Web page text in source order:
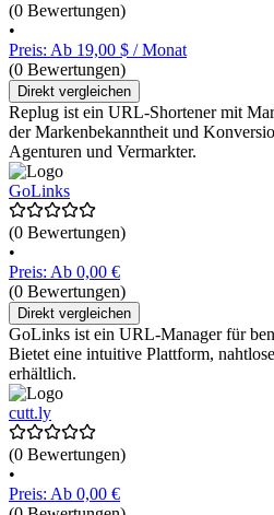
(0 Bewertungen)
•
Preis: Ab 19,00 $ / Monat
(0 Bewertungen)
Direkt vergleichen
Replug ist ein URL-Shortener mit
der Markenbekanntheit und
Agenturen und Vermarkter.
GoLinks
(0 Bewertungen)
•
Preis: Ab 0,00 €
(0 Bewertungen)
Direkt vergleichen
GoLinks ist ein URL-Manager für
Bietet eine intuitive Plattform,
erhältlich.
cutt.ly
(0 Bewertungen)
•
Preis: Ab 0,00 €